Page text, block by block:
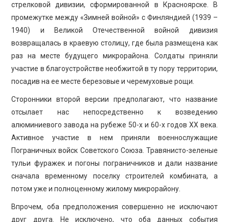
стрелковой дивизии, сформированной в Красноярске. В
промежутке между «Зимней войной» с Финляндией (1939 –
1940) и Великой Отечественной войной дивизия
возвращалась в краевую столицу, где была размещена как
раз на месте будущего микрорайона. Солдаты приняли
участие в благоустройстве необжитой в ту пору территории,
посадив на ее месте березовые и черемуховые рощи.
Сторонники второй версии предполагают, что название
отсылает нас непосредственно к возведению
алюминиевого завода на рубеже 50-х и 60-х годов ХХ века.
Активное участие в нем приняли военнослужащие
Пограничных войск Советского Союза. Травянисто-зеленые
тульи фуражек и погоны пограничников и дали название
сначала временному поселку строителей комбината, а
потом уже и полноценному жилому микрорайону.
Впрочем, оба предположения совершенно не исключают
друг друга. Не исключено, что оба данных события